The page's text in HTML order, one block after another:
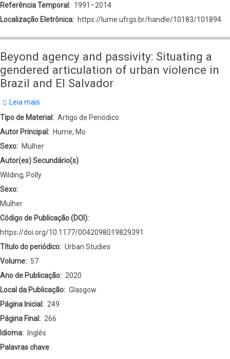
Referência Temporal
1991–2014
Localização Eletrônica
https://lume.ufrgs.br/handle/10183/101894
Beyond agency and passivity: Situating a
gendered articulation of urban violence in
Brazil and El Salvador
Leia mais
Beyond
agency
and
passivity:
Situating
articulation
of
urban
in
Brazil
and
El
Salvador
Tipo de Material
Artigo de Periódico
Autor Principal
Hume, Mo
Sexo
Mulher
Autor(es) Secundário(s)
Wilding, Polly
Sexo:
Mulher
Código de Publicação (DOI)
https://doi.org/10.1177/0042098019829391
Título do periódico
Urban Studies
Volume
57
Ano de Publicação
2020
Local da Publicação
Glasgow
Página Inicial
249
Página Final
266
Idioma
Inglês
Palavras chave